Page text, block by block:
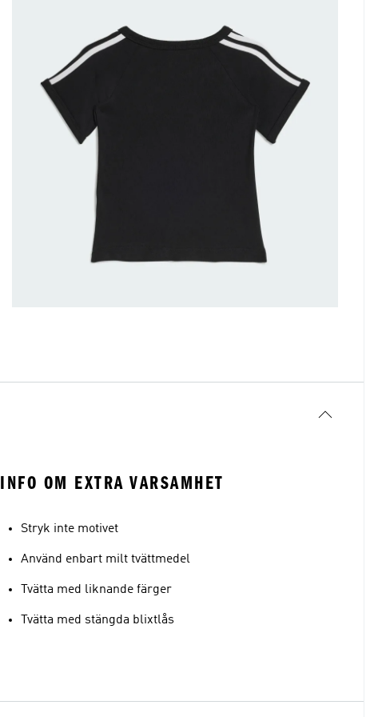
INFO OM EXTRA VARSAMHET
Stryk inte motivet
Använd enbart milt tvättmedel
Tvätta med liknande färger
Tvätta med stängda blixtlås